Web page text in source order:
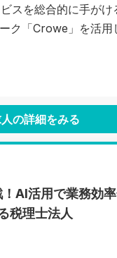
スを総合的に手がけ
ク「Crowe」を活用
の詳細をみる
AI活用で業務効
税理士法人